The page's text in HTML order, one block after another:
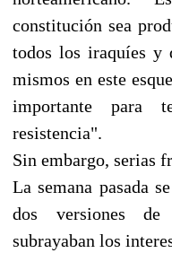
constitución sea
todos los iraquíes y
mismos en este
importante para
resistencia".
Sin embargo, serias
La semana pasada
dos versiones
subrayaban los